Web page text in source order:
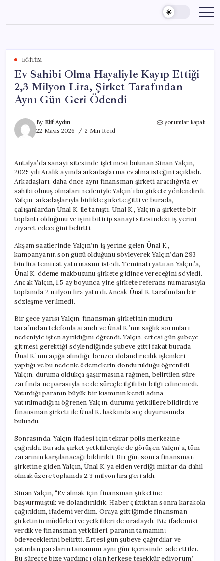
content
EĞITIM
Ev Sahibi Olma Hayaliyle Kayıp Ettiği
2,3 Milyon Lira, Şirket Tarafından
Aynı Gün Geri Ödendi
By Elif Aydın
22 Mayıs 2026
2 Min Read
Ev
Ettiği
2,3
Milyon
Lira,
Şirket
Tarafından
Aynı
Gün
için
yorumlar kapalı
Antalya’da sanayi sitesinde işletmesi bulunan Sinan Yalçın,
2025 yılı Aralık ayında arkadaşlarına ev alma isteğini açıkladı.
Arkadaşları, daha önce aynı finansman şirketi aracılığıyla ev
sahibi olmuş olmaları nedeniyle Yalçın’ı bu şirkete yönlendirdi.
Yalçın, arkadaşlarıyla birlikte şirkete gitti ve burada,
çalışanlardan Ünal K. ile tanıştı. Ünal K., Yalçın’a şirkette bir
toplantı olduğunu ve işini bitirip sanayi sitesindeki iş yerini
ziyaret edeceğini belirtti.
Akşam saatlerinde Yalçın’ın iş yerine gelen Ünal K.,
kampanyanın son günü olduğunu söyleyerek Yalçın’dan 293
bin lira teminat yatırmasını istedi. Teminatı yatıran Yalçın’a,
Ünal K. ödeme makbuzunu şirkete gidince vereceğini söyledi.
Ancak Yalçın, 1,5 ay boyunca yine şirkete referans numarasıyla
toplamda 2 milyon lira yatırdı. Ancak Ünal K. tarafından bir
sözleşme verilmedi.
Bir gece yarısı Yalçın, finansman şirketinin müdürü
tarafından telefonla arandı ve Ünal K.’nın sağlık sorunları
nedeniyle işten ayrıldığını öğrendi. Yalçın, ertesi gün şubeye
gitmesi gerektiği söylendiğinde şubeye gitti fakat burada
Ünal K.’nın açığa alındığı, benzer dolandırıcılık işlemleri
yaptığı ve bu nedenle ödemelerin dondurulduğu öğrenildi.
Yalçın, duruma oldukça şaşırmasına rağmen, belirtilen süre
zarfında ne parasıyla ne de süreçle ilgili bir bilgi edinemedi.
Yatırdığı paranın büyük bir kısmının kendi adına
yatırılmadığını öğrenen Yalçın, durumu yetkililere bildirdi ve
finansman şirketi ile Ünal K. hakkında suç duyurusunda
bulundu.
Sonrasında, Yalçın ifadesi için tekrar polis merkezine
çağırıldı. Burada şirket yetkilileriyle de görüşen Yalçın’a, tüm
zararının karşılanacağı bildirildi. Bir gün sonra finansman
şirketine giden Yalçın, Ünal K.’ya elden verdiği miktar da dahil
olmak üzere toplamda 2,3 milyon lira geri aldı.
Sinan Yalçın, “Ev almak için finansman şirketine
başvurmuştuk ve dolandırıldık. Haber çıktıktan sonra karakola
çağırıldım, ifademi verdim. Oraya gittiğimde finansman
şirketinin müdürleri ve yetkilileri de oradaydı. Biz ifademizi
verdik ve finansman yetkilileri, paranın tamamını
ödeyeceklerini belirtti. Ertesi gün şubeye çağırdılar ve
yatırılan paraların tamamını aynı gün içerisinde iade ettiler.
Bu süreçte bize yardımcı olan herkese teşekkür ediyorum,”